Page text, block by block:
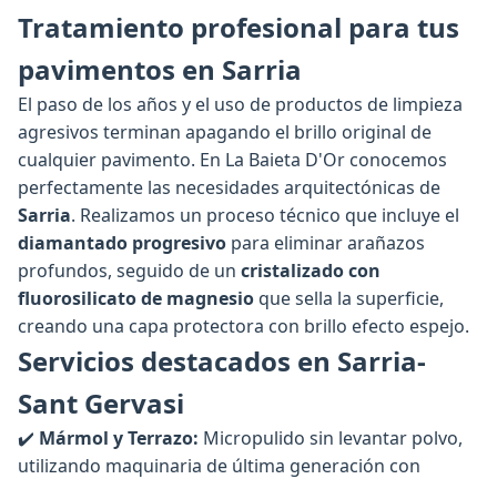
Tratamiento profesional para tus
pavimentos en Sarria
El paso de los años y el uso de productos de limpieza
agresivos terminan apagando el brillo original de
cualquier pavimento. En La Baieta D'Or conocemos
perfectamente las necesidades arquitectónicas de
Sarria. Realizamos un proceso técnico que incluye el
diamantado progresivo para eliminar arañazos
profundos, seguido de un cristalizado con
fluorosilicato de magnesioque sella la superficie,
creando una capa protectora con brillo efecto espejo.
Servicios destacados en Sarria-
Sant Gervasi
✔️ Mármol y Terrazo: Micropulido sin levantar polvo,
utilizando maquinaria de última generación con